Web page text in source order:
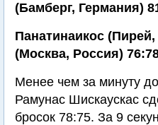
(Бамберг, Германия)
Панатинаикос
(Москва, Россия)
Менее чем за минуту
Рамунас Шискаускас
бросок 78:75. За 9